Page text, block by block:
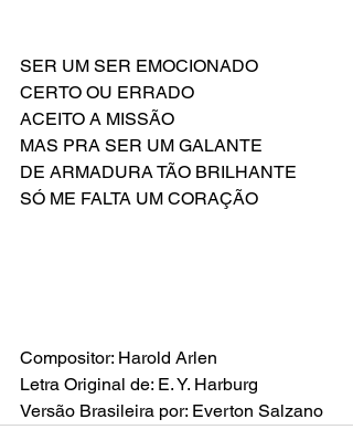
SER UM SER EMOCIONADO
CERTO OU ERRADO
ACEITO A MISSÃO
MAS PRA SER UM GALANTE
DE ARMADURA TÃO BRILHANTE
SÓ ME FALTA UM CORAÇÃO
Compositor: Harold Arlen
Letra Original de: E. Y. Harburg
Versão Brasileira por: Everton Salzano